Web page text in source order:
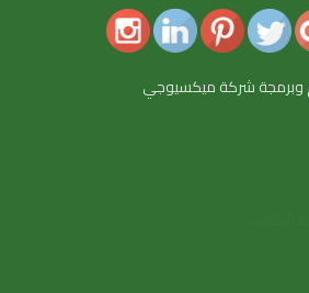
وبرمجة شركة ميكسيوجي